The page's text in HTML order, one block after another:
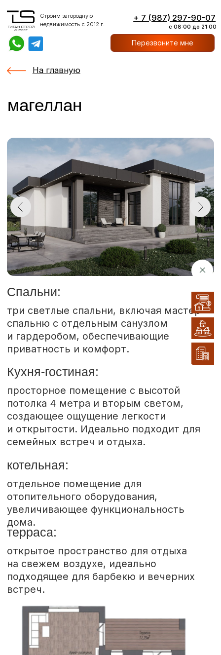
Строим загородную
недвижимость с 2012 г.
+ 7 (987) 297-90-07
с 08:00 до 21:00
На главную
магеллан
Спальни:
три светлые спальни, включая мастер-
спальню с отдельным санузлом
и гардеробом, обеспечивающие
приватность и комфорт.
Кухня-гостиная:
потолка 4 метра и вторым светом,
создающее ощущение легкости
и открытости. Идеально подходит для
семейных встреч и отдыха.
котельная:
отдельное помещение для
отопительного оборудования,
дома.
терраса:
открытое пространство для отдыха
на свежем воздухе, идеально
встреч.